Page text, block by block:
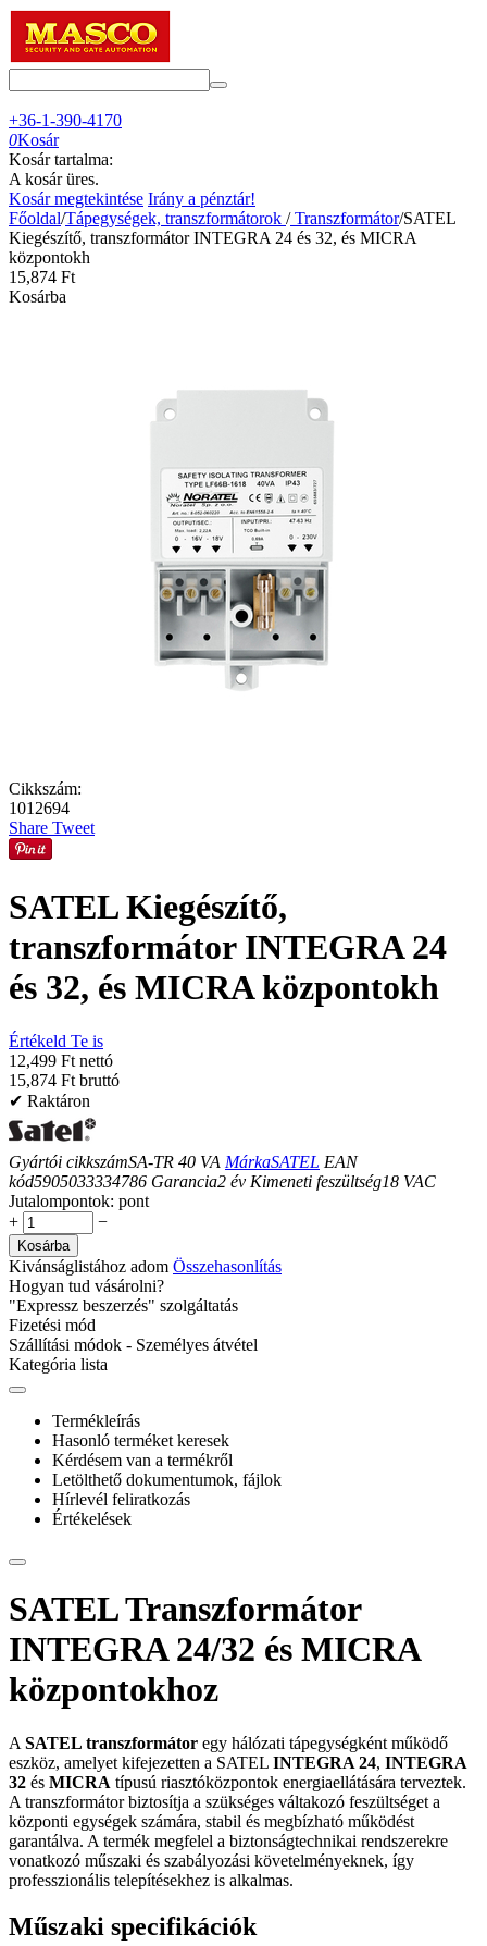
+36-1-390-4170
0Kosár
Kosár tartalma:
A kosár üres.
Kosár megtekintése Irány a pénztár!
Főoldal/Tápegységek, transzformátorok /Transzformátor/SATEL
Kiegészítő, transzformátor INTEGRA 24 és 32, és MICRA
központokh
15,874 Ft
Kosárba
Cikkszám:
1012694
Share Tweet
SATEL Kiegészítő,
transzformátor INTEGRA 24
és 32, és MICRA központokh
Értékeld Te is
12,499 Ft nettó
15,874 Ft bruttó
✔ Raktáron
Gyártói cikkszámSA-TR 40 VA MárkaSATEL EAN
kód5905033334786 Garancia2 év Kimeneti feszültség18 VAC
Jutalompontok: pont
+
−
Kosárba
Kivánságlistához adom Összehasonlítás
Hogyan tud vásárolni?
"Expressz beszerzés" szolgáltatás
Fizetési mód
Szállítási módok - Személyes átvétel
Kategória lista
Termékleírás
Hasonló terméket keresek
Kérdésem van a termékről
Letölthető dokumentumok, fájlok
Hírlevél feliratkozás
Értékelések
SATEL Transzformátor
INTEGRA 24/32 és MICRA
központokhoz
A SATEL transzformátor egy hálózati tápegységként működő
eszköz, amelyet kifejezetten a SATEL INTEGRA 24, INTEGRA
32 és MICRA típusú riasztóközpontok energiaellátására terveztek.
A transzformátor biztosítja a szükséges váltakozó feszültséget a
központi egységek számára, stabil és megbízható működést
garantálva. A termék megfelel a biztonságtechnikai rendszerekre
vonatkozó műszaki és szabályozási követelményeknek, így
professzionális telepítésekhez is alkalmas.
Műszaki specifikációk